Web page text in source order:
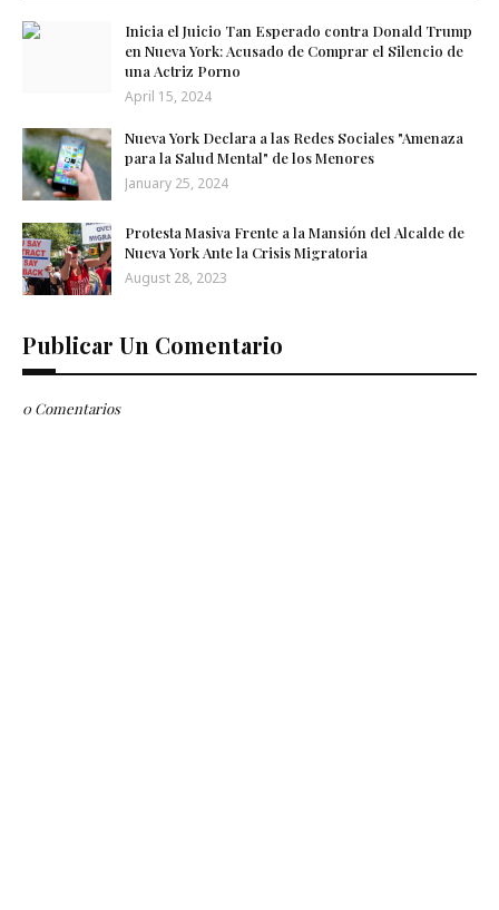
Inicia el Juicio Tan Esperado contra Donald Trump
en Nueva York: Acusado de Comprar el Silencio de
una Actriz Porno
April 15, 2024
Nueva York Declara a las Redes Sociales "Amenaza
para la Salud Mental" de los Menores
January 25, 2024
Protesta Masiva Frente a la Mansión del Alcalde de
Nueva York Ante la Crisis Migratoria
August 28, 2023
Publicar Un Comentario
0 Comentarios